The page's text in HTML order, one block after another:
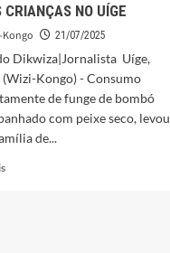
CRIANÇAS NO UÍGE
Kongo 21/07/2025
Dikwiza|Jornalista Uíge,
Kongo) - Consumo
de funge de bombó
com peixe seco, levou
de...
Leia